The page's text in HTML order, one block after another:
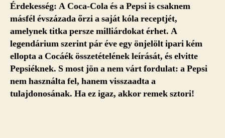
Érdekesség: A Coca-Cola és a Pepsi is csaknem
másfél évszázada őrzi a saját kóla receptjét,
amelynek titka persze milliárdokat érhet. A
legendárium szerint pár éve egy önjelölt ipari kém
ellopta a Cocáék összetételének leírását, és elvitte
Pepsiéknek. S most jön a nem várt fordulat: a Pepsi
nem használta fel, hanem visszaadta a
tulajdonosának. Ha ez igaz, akkor remek sztori!